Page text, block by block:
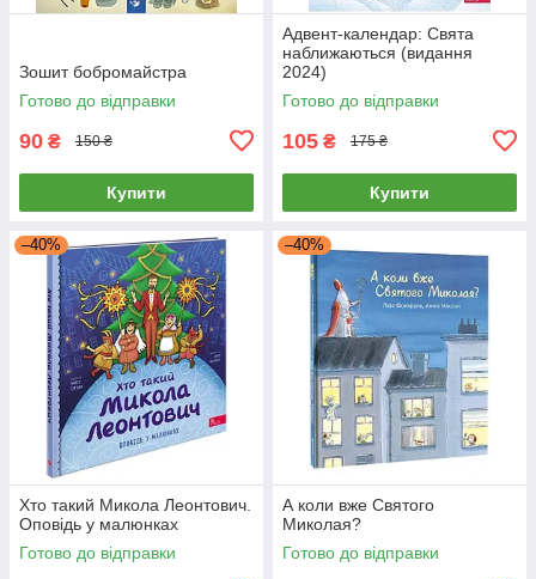
Зошит бобромайстра
Готово до відправки
90 ₴ 150 ₴
Купити
Адвент-календар: Свята
наближаються (видання
2024)
Готово до відправки
105 ₴ 175 ₴
Купити
–40%
Хто такий Микола Леонтович.
Оповідь у малюнках
Готово до відправки
–40%
А коли вже Святого
Миколая?
Готово до відправки